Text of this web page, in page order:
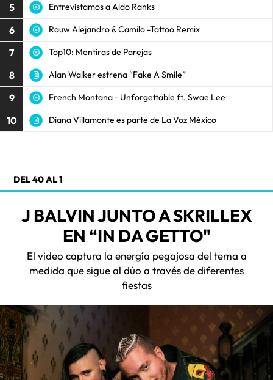
5 Entrevistamos a Aldo Ranks
6 Rauw Alejandro & Camilo -Tattoo Remix
7 Top10: Mentiras de Parejas
8 Alan Walker estrena “Fake A Smile”
9 French Montana - Unforgettable ft. Swae Lee
10 Diana Villamonte es parte de La Voz México
DEL 40 AL 1
J BALVIN JUNTO A SKRILLEX
EN “IN DA GETTO"
El video captura la energía pegajosa del tema a
medida que sigue al dúo a través de diferentes
fiestas